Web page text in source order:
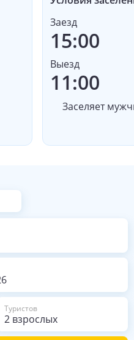
Заезд
15:00
Выезд
11:00
Заселяет
Туристов
2 взрослых